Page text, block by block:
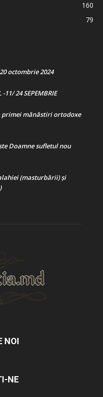
160
79
octombrie 2024
11/ 24 SEPEMBRIE
primei mănăstiri ortodoxe
Doamne sufletul nou
(masturbării) şi
NOI
NE